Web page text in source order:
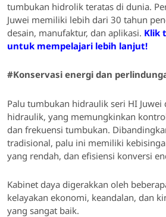
tumbukan hidrolik teratas di dunia.
Juwei memiliki lebih dari 30 tahun
desain, manufaktur, dan aplikasi. Klik
untuk mempelajari lebih lanjut!
#Konservasi energi dan
Palu tumbukan hidraulik seri HI
hidraulik, yang memungkinkan
dan frekuensi tumbukan.
tradisional, palu ini memiliki
yang rendah, dan efisiensi konversi
Kabinet daya digerakkan oleh
kelayakan ekonomi, keandalan, dan
yang sangat baik.